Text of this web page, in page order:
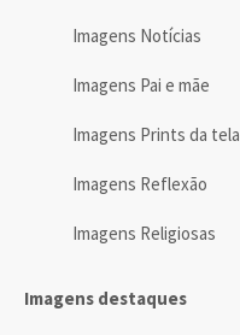
Imagens Notícias
Imagens Pai e mãe
Imagens Prints da tela
Imagens Reflexão
Imagens Religiosas
Imagens destaques